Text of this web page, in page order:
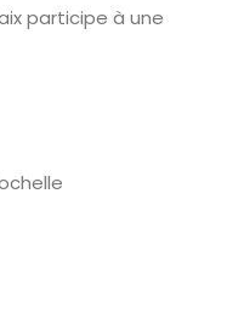
participe à une